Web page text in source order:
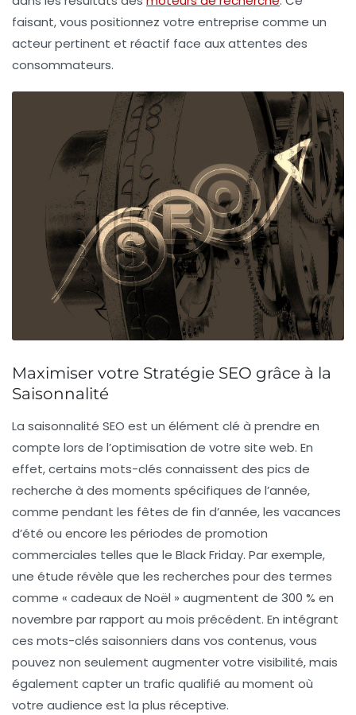
faisant, vous positionnez votre entreprise comme un
acteur pertinent et réactif face aux attentes des
consommateurs.
Maximiser votre Stratégie SEO grâce à la
Saisonnalité
La saisonnalité SEO est un élément clé à prendre en
compte lors de l’optimisation de votre site web. En
effet, certains mots-clés connaissent des pics de
recherche à des moments spécifiques de l’année,
comme pendant les fêtes de fin d’année, les vacances
d’été ou encore les périodes de promotion
commerciales telles que le Black Friday. Par exemple,
une étude révèle que les recherches pour des termes
comme « cadeaux de Noël » augmentent de 300 % en
novembre par rapport au mois précédent. En intégrant
ces mots-clés saisonniers dans vos contenus, vous
pouvez non seulement augmenter votre visibilité, mais
également capter un trafic qualifié au moment où
votre audience est la plus réceptive.